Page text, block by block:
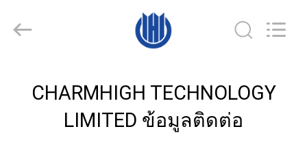
2026
CHARMHIGH
CHARMHIGH TECHNOLOGY
LIMITED ข้อมูลติดต่อ